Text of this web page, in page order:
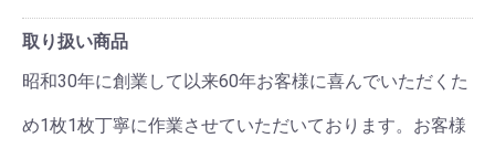
取り扱い商品
昭和30年に創業して以来60年お客様に喜んでいただくた
め1枚1枚丁寧に作業させていただいております。お客様